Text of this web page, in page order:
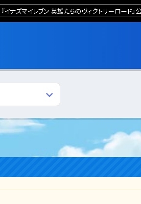
『イナズマイレブン 英雄たちのヴィクトリーロード』